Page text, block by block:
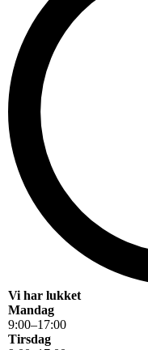
Vi har lukket
Mandag
9:00–17:00
Tirsdag